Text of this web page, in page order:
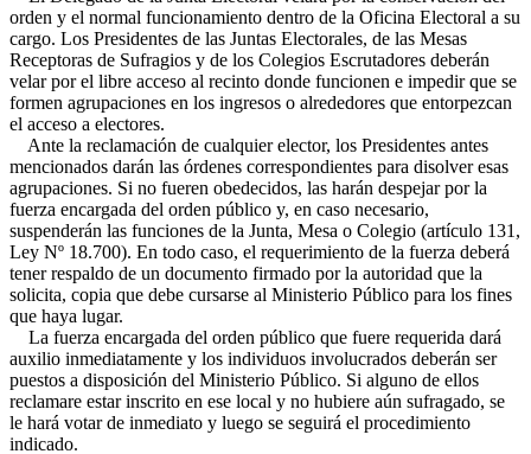
orden y el normal funcionamiento dentro de la Oficina Electoral a su
cargo. Los Presidentes de las Juntas Electorales, de las Mesas
Receptoras de Sufragios y de los Colegios Escrutadores deberán
velar por el libre acceso al recinto donde funcionen e impedir que se
formen agrupaciones en los ingresos o alrededores que entorpezcan
el acceso a electores.
Ante la reclamación de cualquier elector, los Presidentes antes
mencionados darán las órdenes correspondientes para disolver esas
agrupaciones. Si no fueren obedecidos, las harán despejar por la
fuerza encargada del orden público y, en caso necesario,
suspenderán las funciones de la Junta, Mesa o Colegio (artículo 131,
Ley Nº 18.700). En todo caso, el requerimiento de la fuerza deberá
tener respaldo de un documento firmado por la autoridad que la
solicita, copia que debe cursarse al Ministerio Público para los fines
que haya lugar.
La fuerza encargada del orden público que fuere requerida dará
auxilio inmediatamente y los individuos involucrados deberán ser
puestos a disposición del Ministerio Público. Si alguno de ellos
reclamare estar inscrito en ese local y no hubiere aún sufragado, se
le hará votar de inmediato y luego se seguirá el procedimiento
indicado.